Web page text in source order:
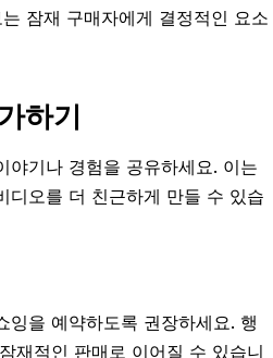
잠재 구매자에게 결정적인 요소
하기
야기나 경험을 공유하세요. 이는
디오를 더 친근하게 만들 수 있습
잉을 예약하도록 권장하세요. 행
재적인 판매로 이어질 수 있습니